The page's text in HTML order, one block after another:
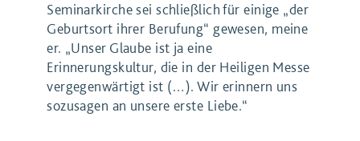
Seminarkirche sei schließlich für einige „der
Geburtsort ihrer Berufung“ gewesen, meine
er. „Unser Glaube ist ja eine
Erinnerungskultur, die in der Heiligen Messe
vergegenwärtigt ist (…). Wir erinnern uns
sozusagen an unsere erste Liebe.“